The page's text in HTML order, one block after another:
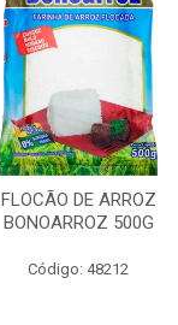
FLOCÃO DE ARROZ
BONOARROZ 500G
Código: 48212